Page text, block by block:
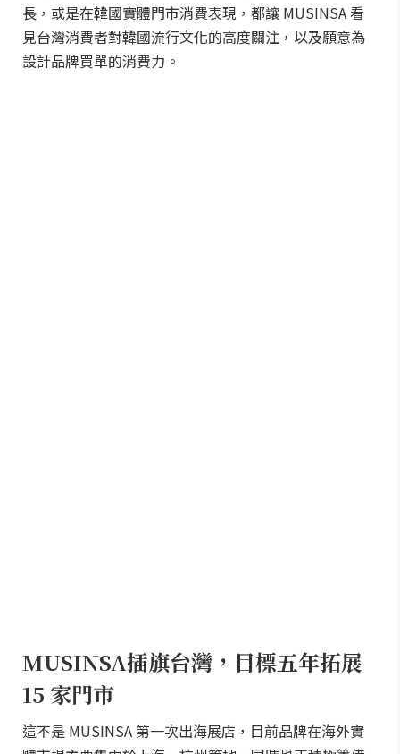
長，或是在韓國實體門市消費表現，都讓 MUSINSA 看
見台灣消費者對韓國流行文化的高度關注，以及願意為
設計品牌買單的消費力。
MUSINSA插旗台灣，目標五年拓展
15 家門市
這不是 MUSINSA 第一次出海展店，目前品牌在海外實